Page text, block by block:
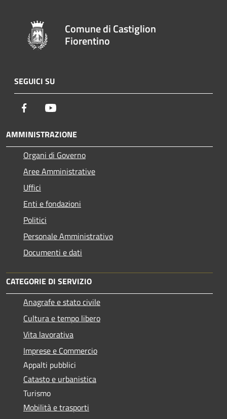
Comune di Castiglion
Fiorentino
SEGUICI SU
Facebook
AMMINISTRAZIONE
Organi di Governo
Aree Amministrative
Uffici
Enti e fondazioni
Politici
Personale Amministrativo
Documenti e dati
CATEGORIE DI SERVIZIO
Anagrafe e stato civile
Cultura e tempo libero
Vita lavorativa
Imprese e Commercio
Appalti pubblici
Catasto e urbanistica
Turismo
Mobilità e trasporti